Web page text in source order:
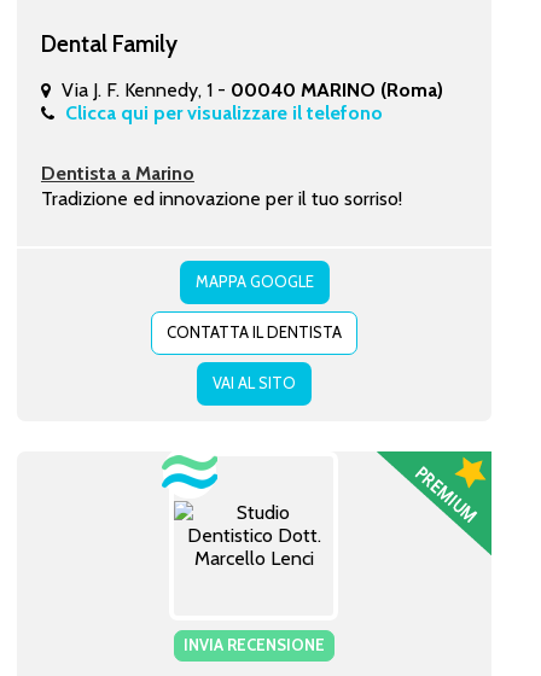
Dental Family
Via J. F. Kennedy, 1 - 00040 MARINO (Roma)
Clicca qui per visualizzare il telefono
Dentista a Marino
Tradizione ed innovazione per il tuo sorriso!
MAPPA GOOGLE
CONTATTA IL DENTISTA
VAI AL SITO
INVIA RECENSIONE